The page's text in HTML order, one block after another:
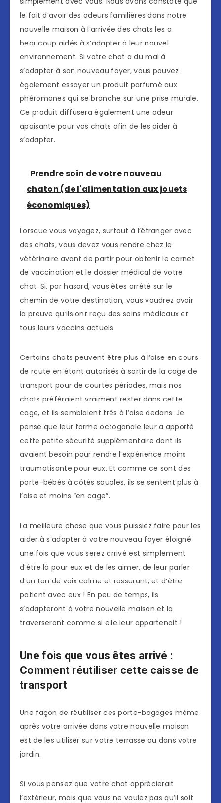
le fait d’avoir des odeurs familières dans notre
nouvelle maison à l’arrivée des chats les a
beaucoup aidés à s’adapter à leur nouvel
environnement. Si votre chat a du mal à
s’adapter à son nouveau foyer, vous pouvez
également essayer un produit parfumé aux
phéromones qui se branche sur une prise murale.
Ce produit diffusera également une odeur
apaisante pour vos chats afin de les aider à
s’adapter.
Prendre soin de votre nouveau
chaton (de l'alimentation aux jouets
économiques)
Lorsque vous voyagez, surtout à l’étranger avec
des chats, vous devez vous rendre chez le
vétérinaire avant de partir pour obtenir le carnet
de vaccination et le dossier médical de votre
chat. Si, par hasard, vous êtes arrêté sur le
chemin de votre destination, vous voudrez avoir
la preuve qu’ils ont reçu des soins médicaux et
tous leurs vaccins actuels.
Certains chats peuvent être plus à l’aise en cours
de route en étant autorisés à sortir de la cage de
transport pour de courtes périodes, mais nos
chats préféraient vraiment rester dans cette
cage, et ils semblaient très à l’aise dedans. Je
pense que leur forme octogonale leur a apporté
cette petite sécurité supplémentaire dont ils
avaient besoin pour rendre l’expérience moins
traumatisante pour eux. Et comme ce sont des
porte-bébés à côtés souples, ils se sentent plus à
l’aise et moins “en cage”.
La meilleure chose que vous puissiez faire pour les
aider à s’adapter à votre nouveau foyer éloigné
une fois que vous serez arrivé est simplement
d’être là pour eux et de les aimer, de leur parler
d’un ton de voix calme et rassurant, et d’être
patient avec eux ! En peu de temps, ils
s’adapteront à votre nouvelle maison et la
traverseront comme si elle leur appartenait !
Une fois que vous êtes arrivé :
Comment réutiliser cette caisse de
transport
Une façon de réutiliser ces porte-bagages même
après votre arrivée dans votre nouvelle maison
est de les utiliser sur votre terrasse ou dans votre
jardin.
Si vous pensez que votre chat apprécierait
l’extérieur, mais que vous ne voulez pas qu’il soit